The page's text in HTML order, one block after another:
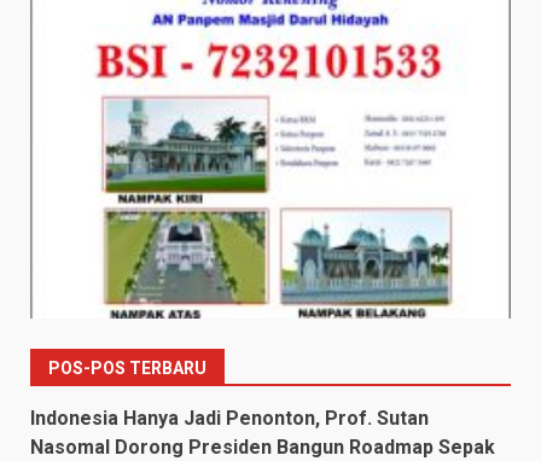
POS-POS TERBARU
Indonesia Hanya Jadi Penonton, Prof. Sutan
Nasomal Dorong Presiden Bangun Roadmap Sepak